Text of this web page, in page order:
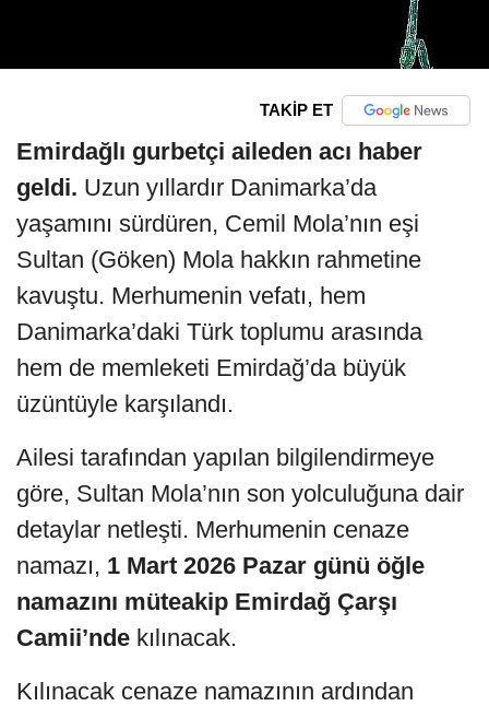
TAKİP ET
Emirdağlı gurbetçi aileden acı haber
geldi. Uzun yıllardır Danimarka’da
yaşamını sürdüren, Cemil Mola’nın eşi
Sultan (Göken) Mola hakkın rahmetine
kavuştu. Merhumenin vefatı, hem
Danimarka’daki Türk toplumu arasında
hem de memleketi Emirdağ’da büyük
üzüntüyle karşılandı.
Ailesi tarafından yapılan bilgilendirmeye
göre, Sultan Mola’nın son yolculuğuna dair
detaylar netleşti. Merhumenin cenaze
namazı, 1 Mart 2026 Pazar günü öğle
namazını müteakip Emirdağ Çarşı
Camii’nde kılınacak.
Kılınacak cenaze namazının ardından